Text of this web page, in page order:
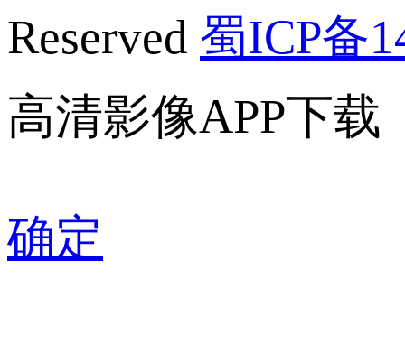
Reserved 蜀ICP备
高清影像APP下载
确定